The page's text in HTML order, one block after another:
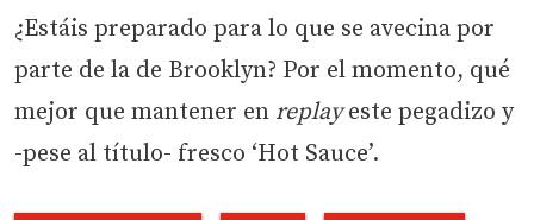
¿Estáis preparado para lo que se avecina por
parte de la de Brooklyn? Por el momento, qué
mejor que mantener en replayeste pegadizo y
-pese al título- fresco ‘Hot Sauce’.